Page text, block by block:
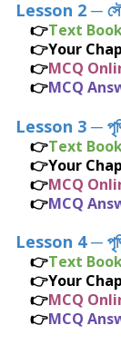
Lesson 2 ─
👉Text
👉Your
👉MCQ
👉MCQ
Lesson 3 ─
👉Text
👉Your
👉MCQ
👉MCQ
Lesson 4─
👉Text
👉Your
👉MCQ
👉MCQ